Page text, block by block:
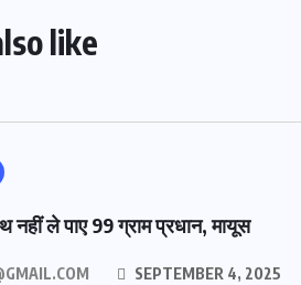
like
ले पाए 99 ग्राम प्रधान, मायूस
SEPTEMBER 4, 2025